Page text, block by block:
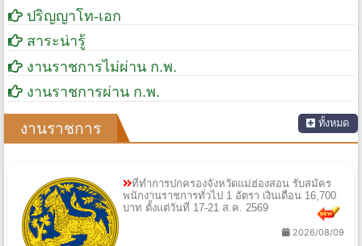
ปริญญาโท-เอก
สาระน่ารู้
งานราชการไม่ผ่าน ก.พ.
งานราชการผ่าน ก.พ.
งานราชการ ทั้งหมด
ที่ทำการปกครองจังหวัดแม่ฮ่องสอน รับสมัคร
พนักงานราชการทั่วไป 1 อัตรา เงินเดือน 16,700
บาท ตั้งแต่วันที่ 17-21 ส.ค. 2569
2026/08/09